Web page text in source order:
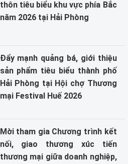
thôn tiêu biểu khu vực phía Bắc
năm 2026 tại Hải Phòng
Đẩy mạnh quảng bá, giới thiệu
sản phẩm tiêu biểu thành phố
Hải Phòng tại Hội chợ Thương
mại Festival Huế 2026
Mời tham gia Chương trình kết
nối, giao thương xúc tiến
thương mại giữa doanh nghiệp,